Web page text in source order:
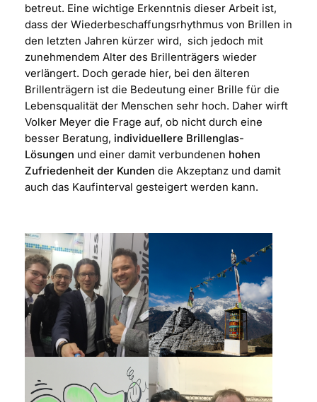
betreut. Eine wichtige Erkenntnis dieser Arbeit ist,
dass der Wiederbeschaffungsrhythmus von Brillen in
den letzten Jahren kürzer wird, sich jedoch mit
zunehmendem Alter des Brillenträgers wieder
verlängert. Doch gerade hier, bei den älteren
Brillenträgern ist die Bedeutung einer Brille für die
Lebensqualität der Menschen sehr hoch. Daher wirft
Volker Meyer die Frage auf, ob nicht durch eine
besser Beratung, individuellere Brillenglas-
Lösungen und einer damit verbundenen hohen
Zufriedenheit der Kunden die Akzeptanz und damit
auch das Kaufinterval gesteigert werden kann.